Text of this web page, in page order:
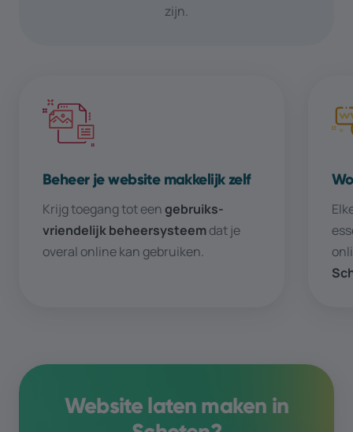
zijn.
Beheer je website makkelijk zelf
Krijg toegang tot eengebruiks­­
vriendelijk beheer­­systeemdat je
overal online kan gebruiken.
Website laten maken in